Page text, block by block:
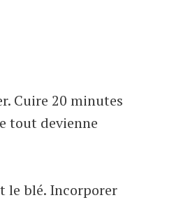
Cuire 20 minutes
tout devienne
le blé. Incorporer